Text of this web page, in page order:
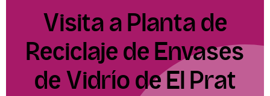
Visita a Planta de
Reciclaje de Envases
de Vidrío de El Prat